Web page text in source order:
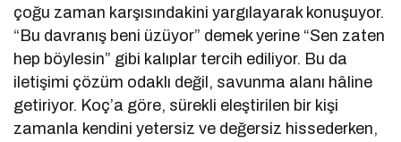
çoğu zaman karşısındakini yargılayarak konuşuyor.
“Bu davranış beni üzüyor” demek yerine “Sen zaten
hep böylesin” gibi kalıplar tercih ediliyor. Bu da
iletişimi çözüm odaklı değil, savunma alanı hâline
getiriyor. Koç’a göre, sürekli eleştirilen bir kişi
zamanla kendini yetersiz ve değersiz hissederken,